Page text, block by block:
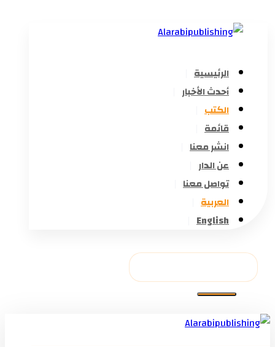
الرئيسية
أحدث الأخبار
الكتب
قائمة
انشر معنا
عن الدار
تواصل معنا
العربية
English